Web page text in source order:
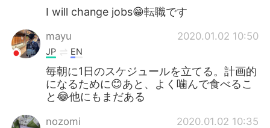
I will change jobs😁転職です
mayu 2020.01.02 10:50
JP EN
毎朝に1日のスケジュールを立てる。計画的
になるために😊あと、よく噛んで食べるこ
と😂他にもまだある
nozomi 2020.01.02 10:35